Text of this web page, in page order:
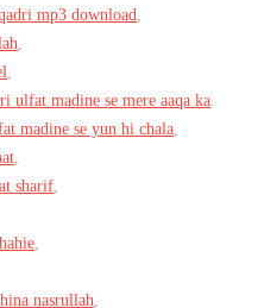
mp3 download,
,
,
ulfat madine se mere aaqa ka
madine se yun hi chala,
,
sharif,
,
nasrullah,